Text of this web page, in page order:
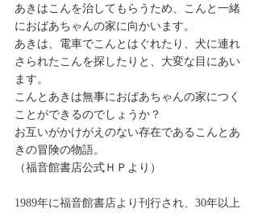
あきはこんを治してもらうため、こんと一緒
におばあちゃんの家に向かいます。
あきは、電車でこんとはぐれたり、犬に連れ
さられたこんを探したりと、大変な目にあい
ます。
こんとあきは無事におばあちゃんの家につく
ことができるのでしょうか？
お互いがかけがえのない存在であるこんとあ
きの冒険の物語。
（福音館書店公式ＨＰより）
1989年に福音館書店より刊行され、30年以上